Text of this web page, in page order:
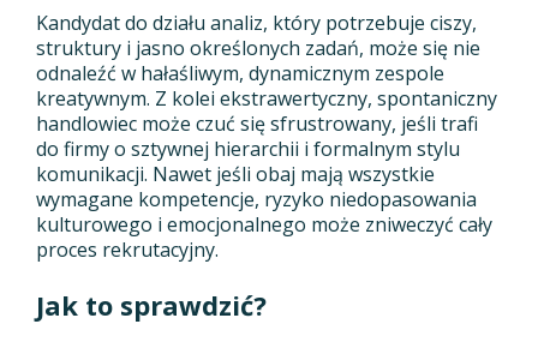
Kandydat do działu analiz, który potrzebuje ciszy,
struktury i jasno określonych zadań, może się nie
odnaleźć w hałaśliwym, dynamicznym zespole
kreatywnym. Z kolei ekstrawertyczny, spontaniczny
handlowiec może czuć się sfrustrowany, jeśli trafi
do firmy o sztywnej hierarchii i formalnym stylu
komunikacji. Nawet jeśli obaj mają wszystkie
wymagane kompetencje, ryzyko niedopasowania
kulturowego i emocjonalnego może zniweczyć cały
proces rekrutacyjny.
Jak to sprawdzić?